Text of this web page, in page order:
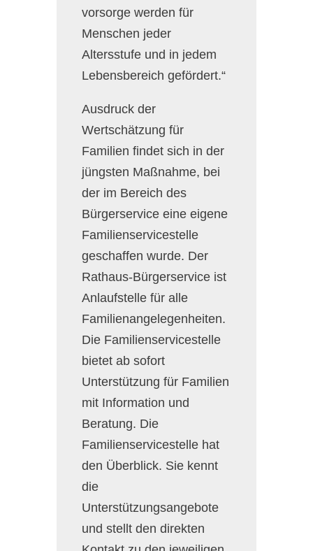
vorsorge werden für
Menschen jeder
Altersstufe und in jedem
Lebensbereich gefördert.“
Ausdruck der
Wertschätzung für
Familien findet sich in der
jüngsten Maßnahme, bei
der im Bereich des
Bürgerservice eine eigene
Familienservicestelle
geschaffen wurde. Der
Rathaus-Bürgerservice ist
Anlaufstelle für alle
Familienangelegenheiten.
Die Familienservicestelle
bietet ab sofort
Unterstützung für Familien
mit Information und
Beratung. Die
Familienservicestelle hat
den Überblick. Sie kennt
die
Unterstützungsangebote
und stellt den direkten